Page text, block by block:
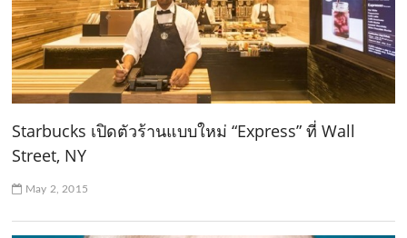
Starbucks เปิดตัวร้านแบบใหม่ “Express” ที่ Wall
Street, NY
May 2, 2015